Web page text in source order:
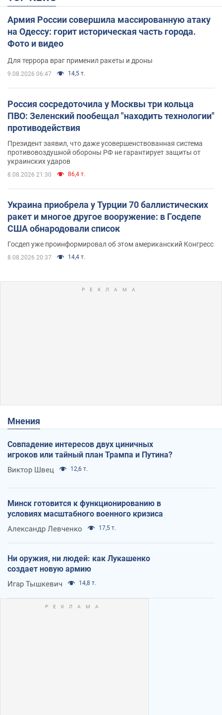
Армия России совершила массированную атаку
на Одессу: горит историческая часть города.
Фото и видео
Для террора враг применил ракеты и дроны
9.08.2026 06:47 14,5 т.
Россия сосредоточила у Москвы три кольца
ПВО: Зеленский пообещал "находить технологии"
противодействия
Президент заявил, что даже усовершенствованная система
противовоздушной обороны РФ не гарантирует защиты от
украинских ударов
8.08.2026 21:30 86,4 т.
Украина приобрела у Турции 70 баллистических
ракет и многое другое вооружение: в Госдепе
США обнародовали список
Госдеп уже проинформировал об этом американский Конгресс
8.08.2026 20:37 14,4 т.
Мнения
Совпадение интересов двух циничных
игроков или тайный план Трампа и Путина?
Виктор Швец 12,6 т.
Минск готовится к функционированию в
условиях масштабного военного кризиса
Александр Левченко 17,5 т.
Ни оружия, ни людей: как Лукашенко
создает новую армию
Игар Тышкевич 14,8 т.